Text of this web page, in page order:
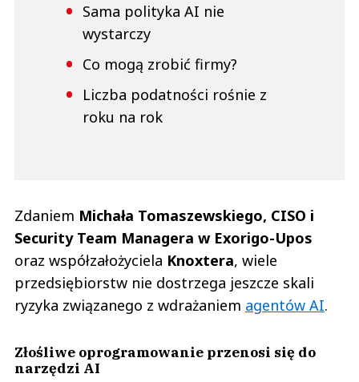
Sama polityka AI nie
wystarczy
Co mogą zrobić firmy?
Liczba podatności rośnie z
roku na rok
Zdaniem Michała Tomaszewskiego, CISO i
Security Team Managera w Exorigo-Upos
oraz współzałożyciela Knoxtera, wiele
przedsiębiorstw nie dostrzega jeszcze skali
ryzyka związanego z wdrażaniem agentów AI.
Złośliwe oprogramowanie przenosi się do
narzędzi AI